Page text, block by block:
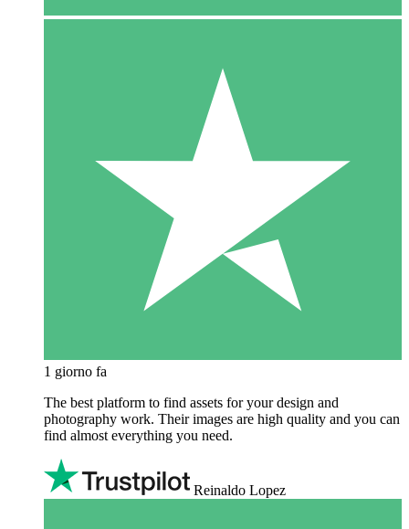
1 giorno fa
The best platform to find assets for your design and
photography work. Their images are high quality and you can
find almost everything you need.
Reinaldo Lopez